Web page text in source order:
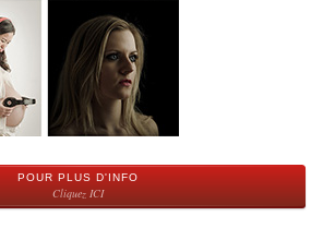
POUR PLUS D'INFO
Cliquez ICI